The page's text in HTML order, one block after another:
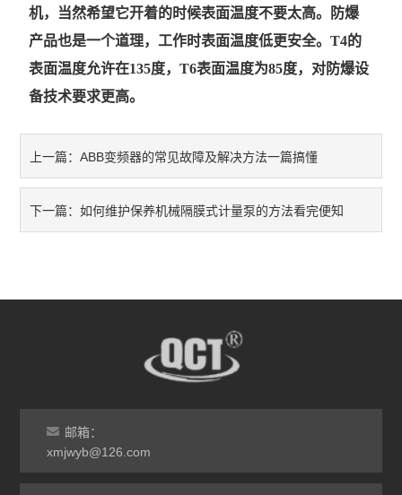
机，当然希望它开着的时候表面温度不要太高。防爆
产品也是一个道理，工作时表面温度低更安全。T4的
表面温度允许在135度，T6表面温度为85度，对防爆设
备技术要求更高。
上一篇：ABB变频器的常见故障及解决方法一篇搞懂
下一篇：如何维护保养机械隔膜式计量泵的方法看完便知
邮箱：
xmjwyb@126.com